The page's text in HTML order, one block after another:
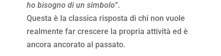
ho bisogno di un simbolo”.
Questa è la classica risposta di chi non vuole
realmente far crescere la propria attività ed è
ancora ancorato al passato.